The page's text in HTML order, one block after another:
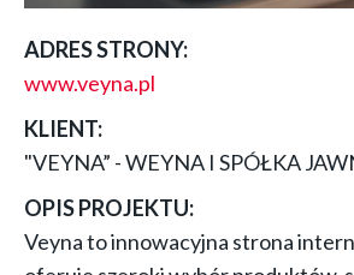
ADRES STRONY:
www.veyna.pl
KLIENT:
"VEYNA” - WEYNA I SPÓŁKA
OPIS PROJEKTU:
Veyna to innowacyjna strona